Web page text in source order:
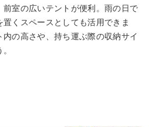
室の広いテントが便利。雨の日で
くスペースとしても活用できま
の高さや、持ち運ぶ際の収納サイ